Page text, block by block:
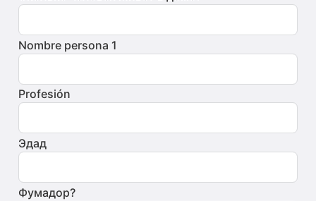
Nombre persona 1
Profesión
Эдад
Фумадор?